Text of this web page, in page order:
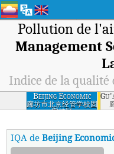
Pollution de
Management
Indice de la
Beijing Economic
Management
School Gu'an
廊坊市北京经管学校固
安校区
IQA deBeijing